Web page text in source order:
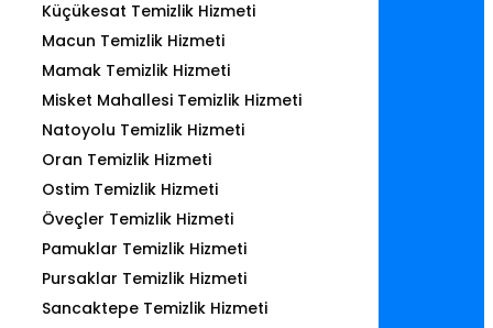
Küçükesat Temizlik Hizmeti
Macun Temizlik Hizmeti
Mamak Temizlik Hizmeti
Misket Mahallesi Temizlik Hizmeti
Natoyolu Temizlik Hizmeti
Oran Temizlik Hizmeti
Ostim Temizlik Hizmeti
Öveçler Temizlik Hizmeti
Pamuklar Temizlik Hizmeti
Pursaklar Temizlik Hizmeti
Sancaktepe Temizlik Hizmeti